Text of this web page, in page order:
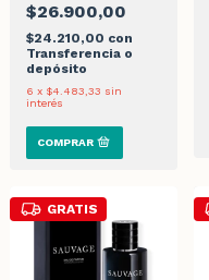
$26.900,00
$24.210,00 con
Transferencia o
depósito
6 x $4.483,33 sin
interés
GRATIS